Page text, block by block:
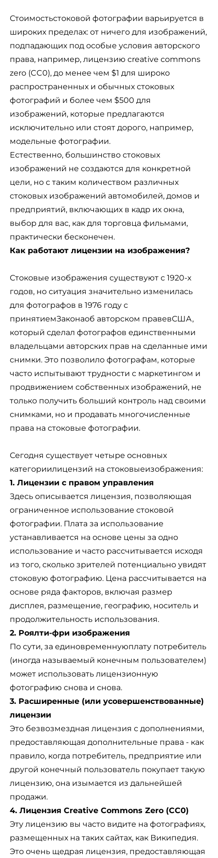
Стоимостьстоковой фотографии варьируется в
широких пределах: от ничего для изображений,
подпадающих под особые условия авторского
права, например, лицензию creative commons
zero (CC0), до менее чем $1 для широко
распространенных и обычных стоковых
фотографий и более чем $500 для
изображений, которые предлагаются
исключительно или стоят дорого, например,
модельные фотографии.
Естественно, большинство стоковых
изображений не создаются для конкретной
цели, но с таким количеством различных
стоковых изображений автомобилей, домов и
предприятий, включающих в кадр их окна,
выбор для вас, как для торговца фильмами,
практически бесконечен.
Как работают лицензии на изображения?
Стоковые изображения существуют с 1920-х
годов, но ситуация значительно изменилась
для фотографов в 1976 году с
принятиемЗаконаоб авторском правевСША,
который сделал фотографов единственными
владельцами авторских прав на сделанные ими
снимки. Это позволило фотографам, которые
часто испытывают трудности с маркетингом и
продвижением собственных изображений, не
только получить больший контроль над своими
снимками, но и продавать многочисленные
права на стоковые фотографии.
Сегодня существует четыре основных
категориилицензий на стоковыеизображения:
1. Лицензии с правом управления
Здесь описывается лицензия, позволяющая
ограниченное использование стоковой
фотографии. Плата за использование
устанавливается на основе цены за одно
использование и часто рассчитывается исходя
из того, сколько зрителей потенциально увидят
стоковую фотографию. Цена рассчитывается на
основе ряда факторов, включая размер
дисплея, размещение, географию, носитель и
продолжительность использования.
2. Роялти-фри изображения
По сути, за единовременнуюплату потребитель
(иногда называемый конечным пользователем)
может использовать лицензионную
фотографию снова и снова.
3. Расширенные (или усовершенствованные)
лицензии
Это безвозмездная лицензия с дополнениями,
предоставляющая дополнительные права - как
правило, когда потребитель, предприятие или
другой конечный пользователь покупает такую
лицензию, она изымается из дальнейшей
продажи.
4. Лицензия Creative Commons Zero (CC0)
Эту лицензию вы часто видите на фотографиях,
размещенных на таких сайтах, как Википедия.
Это очень щедрая лицензия, предоставляющая